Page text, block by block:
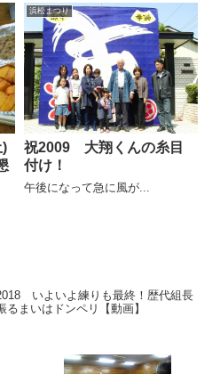
浜松まつり
祝2009 大翔くんの糸目
付け！
午後になって急に風が...
いよいよ練りも最終！歴代組長
るまいはドンペリ【動画】